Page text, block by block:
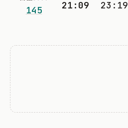
145 21:09 23:19